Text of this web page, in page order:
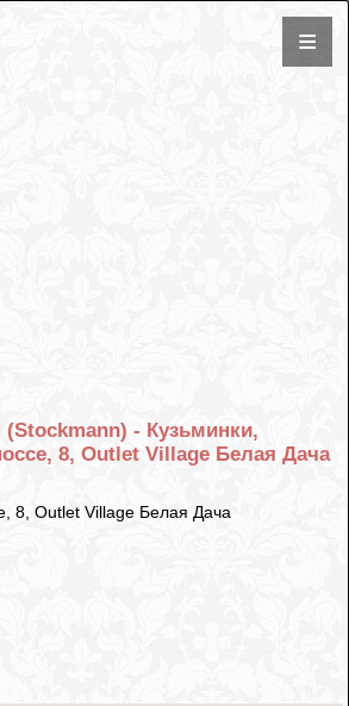
- Кузьминки,
8, Outlet Village Белая Дача
8, Outlet Village Белая Дача